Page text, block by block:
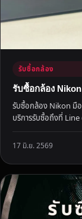
ด
า
รับซื้อกล้อง
รับซื้อกล้อง
รับซื้อกล้อง Nikon มือ
บริการรับซื้อถึงที่ Line
17 มิ.ย. 2569